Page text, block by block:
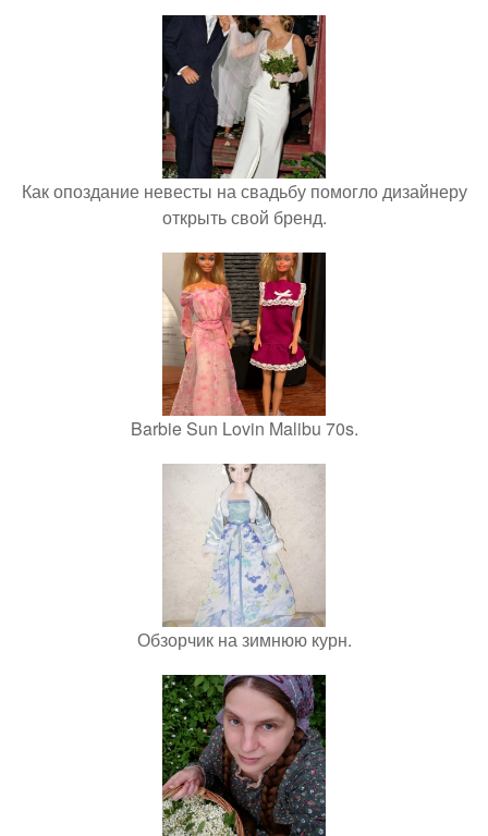
Как опоздание невесты на свадьбу помогло дизайнеру
открыть свой бренд.
Barbie Sun Lovin Malibu 70s.
Обзорчик на зимнюю курн.